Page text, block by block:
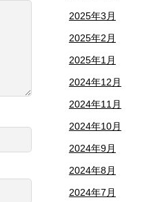
2025年3月
2025年2月
2025年1月
2024年12月
2024年11月
2024年10月
2024年9月
2024年8月
2024年7月